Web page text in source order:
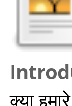
क्या